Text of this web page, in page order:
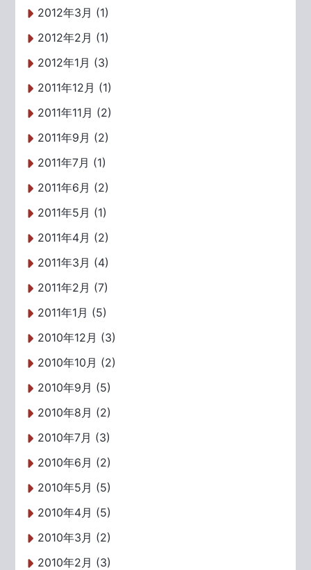
2012年3月 (1)
2012年2月 (1)
2012年1月 (3)
2011年12月 (1)
2011年11月 (2)
2011年9月 (2)
2011年7月 (1)
2011年6月 (2)
2011年5月 (1)
2011年4月 (2)
2011年3月 (4)
2011年2月 (7)
2011年1月 (5)
2010年12月 (3)
2010年10月 (2)
2010年9月 (5)
2010年8月 (2)
2010年7月 (3)
2010年6月 (2)
2010年5月 (5)
2010年4月 (5)
2010年3月 (2)
2010年2月 (3)